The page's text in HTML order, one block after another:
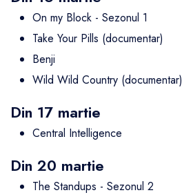
On my Block - Sezonul 1
Take Your Pills (documentar)
Benji
Wild Wild Country (documentar)
Din 17 martie
Central Intelligence
Din 20 martie
The Standups - Sezonul 2